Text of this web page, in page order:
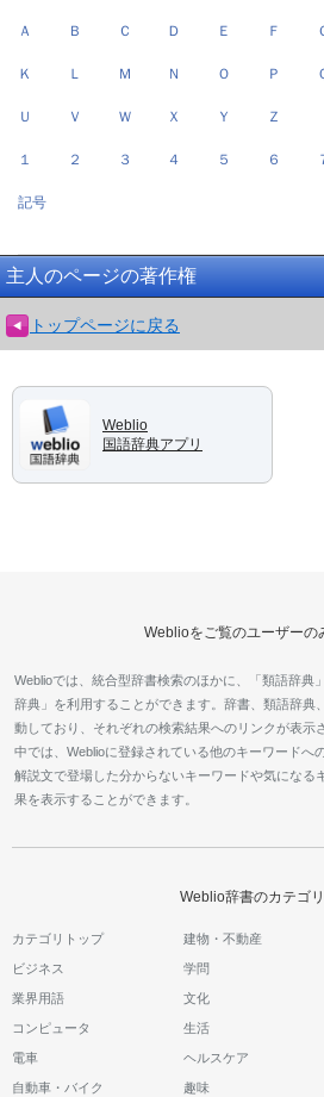
Ａ Ｂ Ｃ Ｄ Ｅ Ｆ
Ｋ Ｌ Ｍ Ｎ Ｏ Ｐ
Ｕ Ｖ Ｗ Ｘ Ｙ Ｚ
１ ２ ３ ４ ５ ６
記号
主人のページの著作権
トップページに戻る
Weblio
国語辞典アプリ
Weblioをご覧のユーザーの
Weblioでは、統合型辞書検索のほかに、「類語辞典
辞典」を利用することができます。辞書、類語辞典
動しており、それぞれの検索結果へのリンクが表示
中では、Weblioに登録されている他のキーワードへ
解説文で登場した分からないキーワードや気になる
果を表示することができます。
Weblio辞書のカテゴ
カテゴリトップ 建物・不動産
ビジネス 学問
業界用語 文化
コンピュータ 生活
電車 ヘルスケア
自動車・バイク 趣味